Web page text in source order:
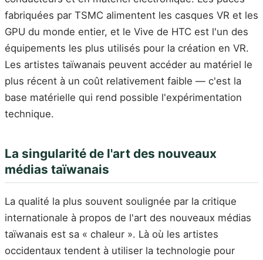
fabriquées par TSMC alimentent les casques VR et les
GPU du monde entier, et le Vive de HTC est l'un des
équipements les plus utilisés pour la création en VR.
Les artistes taïwanais peuvent accéder au matériel le
plus récent à un coût relativement faible — c'est la
base matérielle qui rend possible l'expérimentation
technique.
La singularité de l'art des nouveaux
médias taïwanais
La qualité la plus souvent soulignée par la critique
internationale à propos de l'art des nouveaux médias
taïwanais est sa « chaleur ». Là où les artistes
occidentaux tendent à utiliser la technologie pour